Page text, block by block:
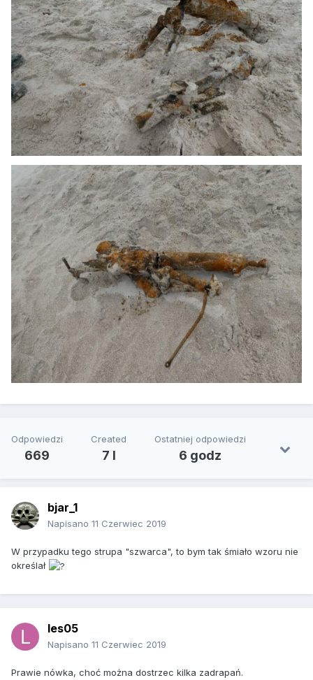
Odpowiedzi
669
Created
7 l
Ostatniej odpowiedzi
6 godz
bjar_1
Napisano 11 Czerwiec 2019
W przypadku tego strupa "szwarca", to bym tak śmiało wzoru nie
określał
les05
Napisano 11 Czerwiec 2019
Prawie nówka, choć można dostrzec kilka zadrapań.